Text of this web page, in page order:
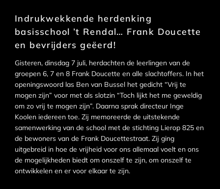
Indrukwekkende herdenking
basisschool ’t Rendal… Frank Doucette
en bevrijders geëerd!
Gisteren, dinsdag 7 juli, herdachten de leerlingen van de
groepen 6, 7 en 8 Frank Doucette en alle slachtoffers. In het
openingswoord las Ben van Bussel het gedicht “Vrij te
mogen zijn” voor met als slotzin “Toch lijkt het me geweldig
om zo vrij te mogen zijn”. Daarna sprak directeur Inge
Koolen iedereen toe. Zij memoreerde de uitstekende
samenwerking van de school met de stichting Lierop 825 en
de bewoners van de Frank Doucettestraat. Zij ging
uitgebreid in hoe de vrijheid voor ons allemaal voelt en ons
de mogelijkheden biedt om onszelf te zijn, om onszelf te
ontwikkelen en er voor elkaar te zijn.